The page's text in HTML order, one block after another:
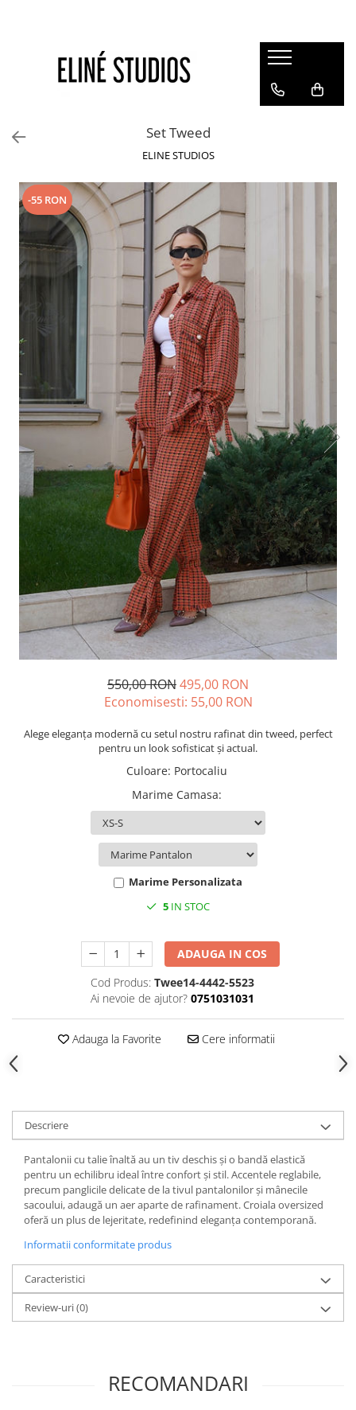
Best Sellers
Rochii
Pantaloni
Fuste
Topuri
Seturi
Jachete
Paltoane
Costume Baie
Lichidare de stoc
Set Tweed
ELINE STUDIOS
-55 RON
550,00 RON495,00 RON
Economisesti: 55,00 RON
Alege eleganța modernă cu setul nostru rafinat din tweed, perfect
pentru un look sofisticat și actual.
Culoare: Portocaliu
Marime Camasa:
Marime Personalizata
5 IN STOC
ADAUGA IN COS
Cod Produs: Twee14-4442-5523
Ai nevoie de ajutor? 0751031031
Adauga la Favorite Cere informatii
Descriere
Pantalonii cu talie înaltă au un tiv deschis și o bandă elastică
pentru un echilibru ideal între confort și stil. Accentele reglabile,
precum panglicile delicate de la tivul pantalonilor și mânecile
sacoului, adaugă un aer aparte de rafinament. Croiala oversized
oferă un plus de lejeritate, redefinind eleganța contemporană.
Informatii conformitate produs
Caracteristici
Review-uri(0)
RECOMANDARI